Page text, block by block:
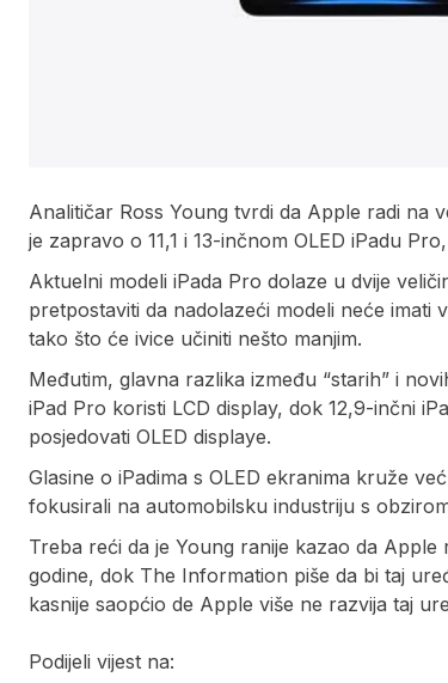
Analitičar Ross Young tvrdi da Apple radi na
je zapravo o 11,1 i 13-inčnom OLED iPadu
Aktuelni modeli iPada Pro dolaze u dvije
pretpostaviti da nadolazeći modeli neće
tako što će ivice učiniti nešto manjim.
Međutim, glavna razlika između “starih” i
iPad Pro koristi LCD display, dok 12,9-inčni
posjedovati OLED displaye.
Glasine o iPadima s OLED ekranima kruže
fokusirali na automobilsku industriju s
Treba reći da je Young ranije kazao da
godine, dok The Information piše da bi taj
kasnije saopćio de Apple više ne razvija taj
Podijeli vijest na: